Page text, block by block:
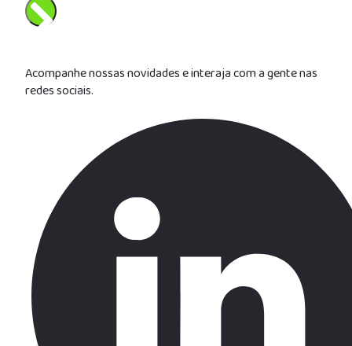
Acompanhe nossas novidades e interaja com a gente nas
redes sociais.